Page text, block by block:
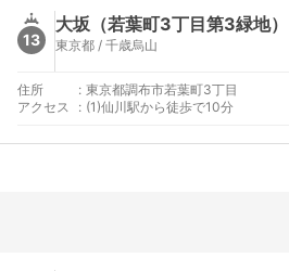
13
大坂（若葉町3丁目第3緑地）
東京都 / 千歳烏山
住所 : 東京都調布市若葉町3丁目
アクセス
: (1)仙川駅から徒歩で10分